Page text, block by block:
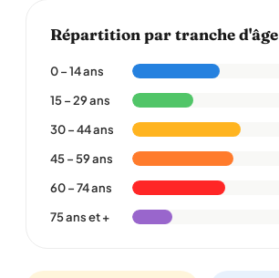
Répartition par tranche d'âge
0 – 14 ans
15 – 29 ans
30 – 44 ans
45 – 59 ans
60 – 74 ans
75 ans et +